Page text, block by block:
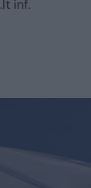
inf.